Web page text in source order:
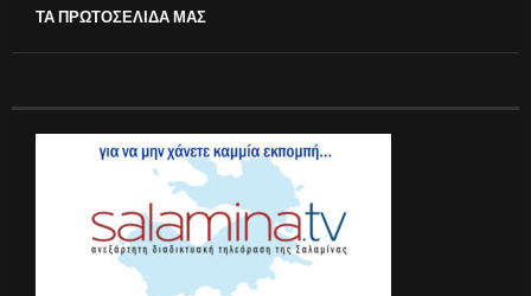
ΤΑ ΠΡΩΤΟΣΕΛΙΔΑ ΜΑΣ